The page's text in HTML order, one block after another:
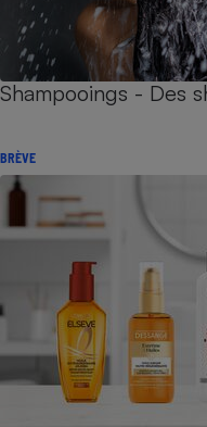
Shampooings - Des
BRÈVE